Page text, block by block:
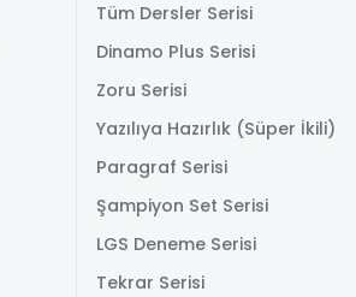
Tüm Dersler Serisi
Dinamo Plus Serisi
Zoru Serisi
Yazılıya Hazırlık (Süper İkili)
Paragraf Serisi
Şampiyon Set Serisi
LGS Deneme Serisi
Tekrar Serisi